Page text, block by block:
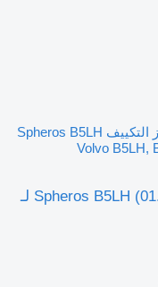
خرطوم جهاز التكييف Spheros B5LH
خرطوم جهاز التكييف Spheros B5LH (01.13-) 11118980A لـ